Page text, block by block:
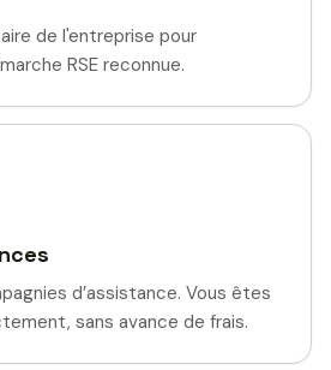
de l'entreprise pour
RSE reconnue.
d’assistance. Vous êtes
sans avance de frais.